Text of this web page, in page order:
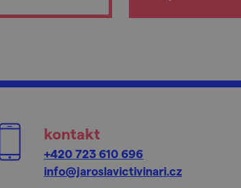
kontakt
+420 723 610 696
info@jaroslavictivinari.cz